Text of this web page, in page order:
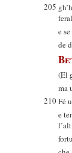
205
feral
e
de
(El
ma
210Fé
e